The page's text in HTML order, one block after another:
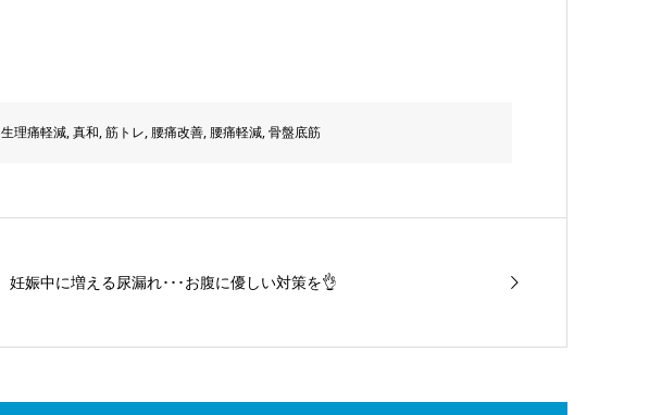
生理痛軽減,真和,筋トレ,腰痛改善,腰痛軽減,骨盤底筋
妊娠中に増える尿漏れ･･･お腹に優しい対策を👌